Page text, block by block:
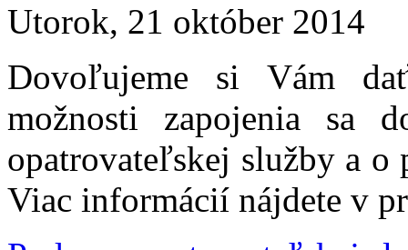
Utorok, 21 október 2014
Dovoľujeme si Vám
možnosti zapojenia sa
opatrovateľskej služby a o
Viac informácií nájdete v